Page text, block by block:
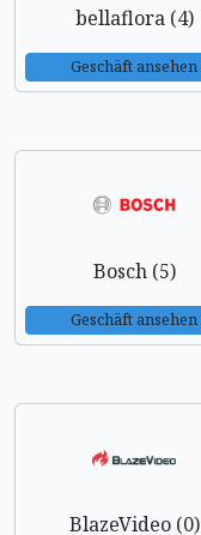
bellaflora (4)
Geschäft ansehen
Bosch (5)
Geschäft ansehen
BlazeVideo (0)